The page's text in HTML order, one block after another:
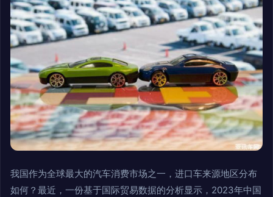
我国作为全球最大的汽车消费市场之一，进口车来源地区分布
如何？最近，一份基于国际贸易数据的分析显示，2023年中国